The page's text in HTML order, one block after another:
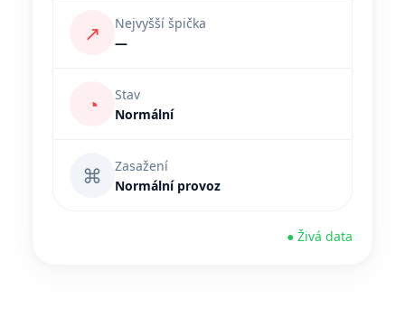
↗
Nejvyšší špička
—
◔
Stav
Normální
⌘
Zasažení
Normální provoz
● Živá data